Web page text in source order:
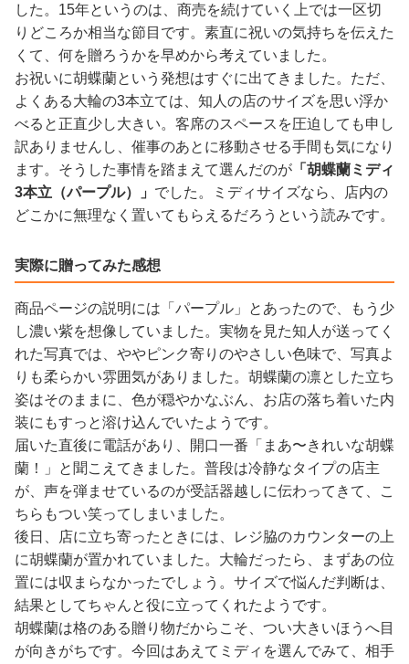
した。15年というのは、商売を続けていく上では一区切
りどころか相当な節目です。素直に祝いの気持ちを伝えた
くて、何を贈ろうかを早めから考えていました。
お祝いに胡蝶蘭という発想はすぐに出てきました。ただ、
よくある大輪の3本立ては、知人の店のサイズを思い浮か
べると正直少し大きい。客席のスペースを圧迫しても申し
訳ありませんし、催事のあとに移動させる手間も気になり
ます。そうした事情を踏まえて選んだのが 「胡蝶蘭ミディ
3本立（パープル）」 でした。ミディサイズなら、店内の
どこかに無理なく置いてもらえるだろうという読みです。
実際に贈ってみた感想
商品ページの説明には「パープル」とあったので、もう少
し濃い紫を想像していました。実物を見た知人が送ってく
れた写真では、ややピンク寄りのやさしい色味で、写真よ
りも柔らかい雰囲気がありました。胡蝶蘭の凛とした立ち
姿はそのままに、色が穏やかなぶん、お店の落ち着いた内
装にもすっと溶け込んでいたようです。
届いた直後に電話があり、開口一番「まあ〜きれいな胡蝶
蘭！」と聞こえてきました。普段は冷静なタイプの店主
が、声を弾ませているのが受話器越しに伝わってきて、こ
ちらもつい笑ってしまいました。
後日、店に立ち寄ったときには、レジ脇のカウンターの上
に胡蝶蘭が置かれていました。大輪だったら、まずあの位
置には収まらなかったでしょう。サイズで悩んだ判断は、
結果としてちゃんと役に立ってくれたようです。
胡蝶蘭は格のある贈り物だからこそ、つい大きいほうへ目
が向きがちです。今回はあえてミディを選んでみて、相手